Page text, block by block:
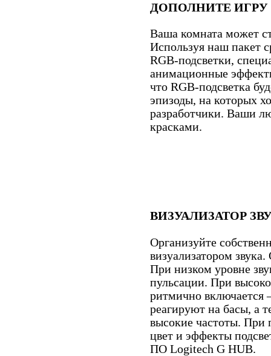
ДОПОЛНИТЕ ИГРУ
Ваша комната может
Используя наш пакет
RGB-подсветки,
анимационные
что RGB-подсветка
эпизоды, на которых
разработчики. Ваши
красками.
ВИЗУАЛИЗАТОР
Организуйте
визуализатором
При низком уровне
пульсации. При
ритмично
реагируют на басы, а
высокие частоты. При
цвет и эффекты
ПО Logitech G HUB.